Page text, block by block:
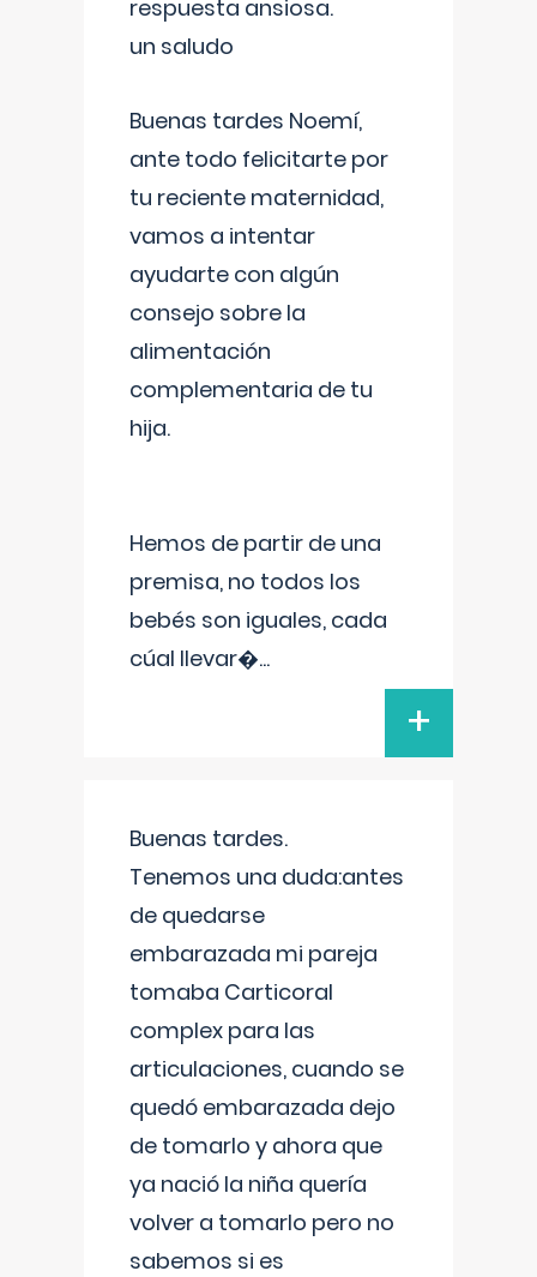
respuesta ansiosa.
un saludo
Buenas tardes Noemí,
ante todo felicitarte por
tu reciente maternidad,
vamos a intentar
ayudarte con algún
consejo sobre la
alimentación
complementaria de tu
hija.
Hemos de partir de una
premisa, no todos los
bebés son iguales, cada
cúal llevar�...
+
Buenas tardes.
Tenemos una duda:antes
de quedarse
embarazada mi pareja
tomaba Carticoral
complex para las
articulaciones, cuando se
quedó embarazada dejo
de tomarlo y ahora que
ya nació la niña quería
volver a tomarlo pero no
sabemos si es